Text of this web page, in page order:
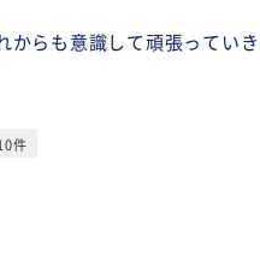
からも意識して頑張っていき
件